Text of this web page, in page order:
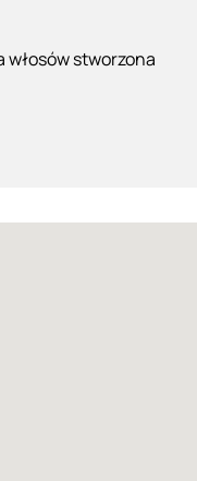
stworzona